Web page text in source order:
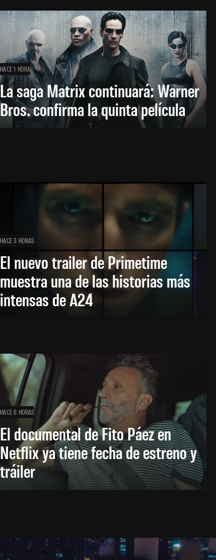
HACE 1 HORA
La saga Matrix continuará: Warner
Bros. confirma la quinta película
HACE 3 HORAS
El nuevo trailer de Primetime
muestra una de las historias más
intensas de A24
HACE 6 HORAS
El documental de Fito Páez en
Netflix ya tiene fecha de estreno y
tráiler